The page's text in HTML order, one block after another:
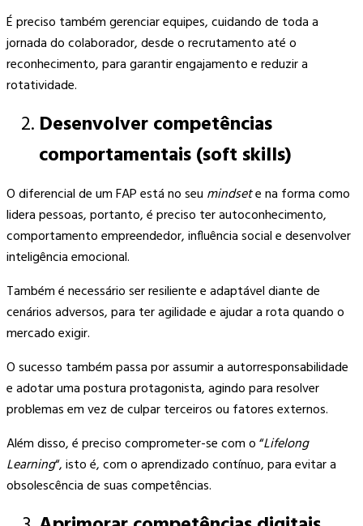
É preciso também gerenciar equipes, cuidando de toda a
jornada do colaborador, desde o recrutamento até o
reconhecimento, para garantir engajamento e reduzir a
rotatividade.
Desenvolver competências
comportamentais (soft skills)
O diferencial de um FAP está no seu mindsete na forma como
lidera pessoas, portanto, é preciso ter autoconhecimento,
comportamento empreendedor, influência social e desenvolver
inteligência emocional.
Também é necessário ser resiliente e adaptável diante de
cenários adversos, para ter agilidade e ajudar a rota quando o
mercado exigir.
O sucesso também passa por assumir a autorresponsabilidade
e adotar uma postura protagonista, agindo para resolver
problemas em vez de culpar terceiros ou fatores externos.
Além disso, é preciso comprometer-se com o “Lifelong
Learning“, isto é, com o aprendizado contínuo, para evitar a
obsolescência de suas competências.